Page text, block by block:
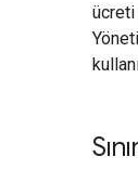
ücreti